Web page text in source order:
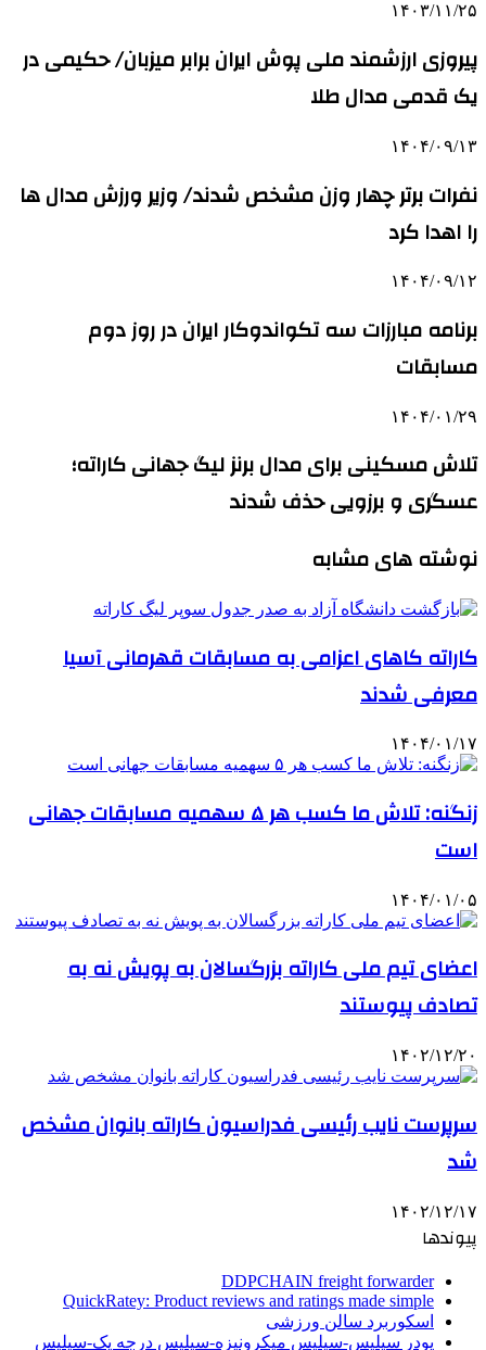
۱۴۰۳/۱۱/۲۵
پیروزی ارزشمند ملی پوش ایران برابر میزبان/ حکیمی در
یک قدمی مدال طلا
۱۴۰۴/۰۹/۱۳
نفرات برتر چهار وزن مشخص شدند/ وزیر ورزش مدال ها
را اهدا کرد
۱۴۰۴/۰۹/۱۲
برنامه مبارزات سه تکواندوکار ایران در روز دوم
مسابقات
۱۴۰۴/۰۱/۲۹
تلاش مسکینی برای مدال برنز لیگ جهانی کاراته؛
عسگری و برزویی حذف شدند
نوشته های مشابه
کاراته کاهای اعزامی به مسابقات قهرمانی آسیا
معرفی شدند
۱۴۰۴/۰۱/۱۷
زنگنه: تلاش ما کسب هر ۵ سهمیه مسابقات جهانی
است
۱۴۰۴/۰۱/۰۵
اعضای تیم ملی کاراته بزرگسالان به پویش نه به
تصادف پیوستند
۱۴۰۲/۱۲/۲۰
سرپرست نایب رئیسی فدراسیون کاراته بانوان مشخص
شد
۱۴۰۲/۱۲/۱۷
پیوندها
DDPCHAIN freight forwarder
QuickRatey: Product reviews and ratings made simple
اسکوربرد سالن ورزشی
پودر سیلیس-سیلیس میکرونیزه-سیلیس درجه یک-سیلیس